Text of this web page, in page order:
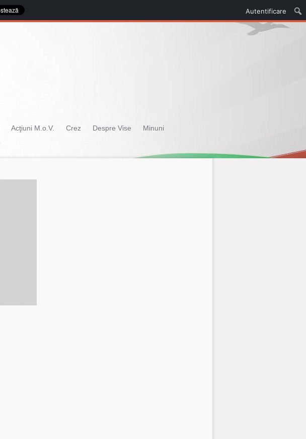
Acţiuni M.o.V. Crez Despre Vise
Minuni
Autentificare